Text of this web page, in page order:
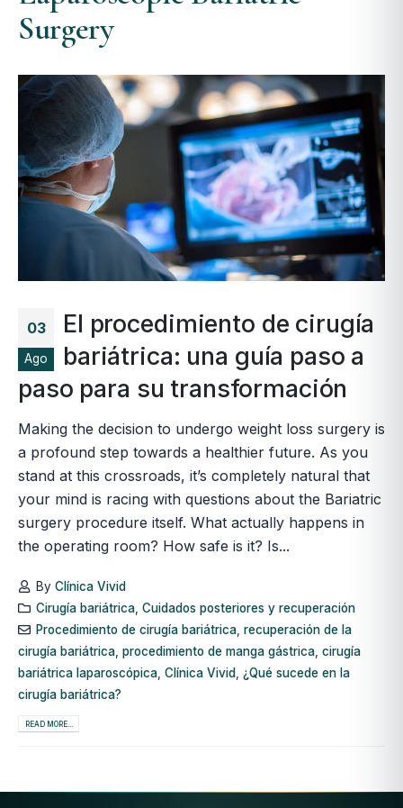
Surgery
03
Ago
El procedimiento de cirugía
bariátrica: una guía paso a
paso para su transformación
Making the decision to undergo weight loss surgery is
a profound step towards a healthier future. As you
stand at this crossroads, it’s completely natural that
your mind is racing with questions about the Bariatric
surgery procedure itself. What actually happens in
the operating room? How safe is it? Is...
By Clínica Vivid
Cirugía bariátrica, Cuidados posteriores y recuperación
Procedimiento de cirugía bariátrica, recuperación de la
cirugía bariátrica procedimiento de manga gástrica cirugía
bariátrica laparoscópica Clínica Vivid
¿Qué sucede en la
cirugía bariátrica?
READ MORE...